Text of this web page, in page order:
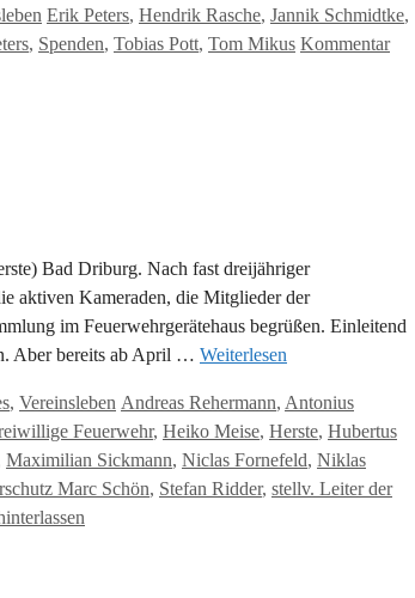
Schlagwörter
Erik Peters, Hendrik Rasche, Jannik Schmidtke,
, Spenden, Tobias Pott, Tom Mikus Kommentar
Bad Driburg. Nach fast dreijähriger
aktiven Kameraden, die Mitglieder der
im Feuerwehrgerätehaus begrüßen. Einleitend
Aber bereits ab April … Weiterlesen
, Vereinsleben Schlagwörter
Andreas Rehermann, Antonius
Feuerwehr, Heiko Meise, Herste, Hubertus
Maximilian Sickmann, Niclas Fornefeld, Niklas
Marc Schön, Stefan Ridder, stellv. Leiter der